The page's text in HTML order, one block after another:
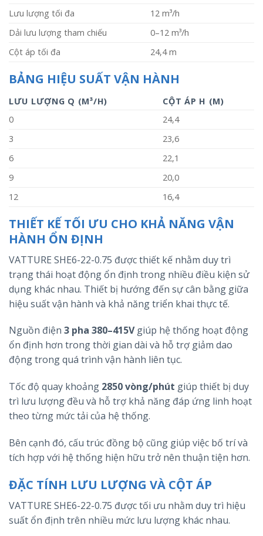
Lưu lượng tối đa
12 m³/h
Dải lưu lượng tham chiếu
0–12 m³/h
Cột áp tối đa
24,4 m
BẢNG HIỆU SUẤT VẬN HÀNH
LƯU LƯỢNG Q (M³/H)
CỘT ÁP H (M)
0
24,4
3
23,6
6
22,1
9
20,0
12
16,4
THIẾT KẾ TỐI ƯU CHO KHẢ NĂNG VẬN
HÀNH ỔN ĐỊNH
VATTURE SHE6-22-0.75 được thiết kế nhằm duy trì
trạng thái hoạt động ổn định trong nhiều điều kiện sử
dụng khác nhau. Thiết bị hướng đến sự cân bằng giữa
hiệu suất vận hành và khả năng triển khai thực tế.
Nguồn điện 3 pha 380–415Vgiúp hệ thống hoạt động
ổn định hơn trong thời gian dài và hỗ trợ giảm dao
động trong quá trình vận hành liên tục.
Tốc độ quay khoảng 2850 vòng/phút giúp thiết bị duy
trì lưu lượng đều và hỗ trợ khả năng đáp ứng linh hoạt
theo từng mức tải của hệ thống.
Bên cạnh đó, cấu trúc đồng bộ cũng giúp việc bố trí và
tích hợp với hệ thống hiện hữu trở nên thuận tiện hơn.
ĐẶC TÍNH LƯU LƯỢNG VÀ CỘT ÁP
VATTURE SHE6-22-0.75 được tối ưu nhằm duy trì hiệu
suất ổn định trên nhiều mức lưu lượng khác nhau.